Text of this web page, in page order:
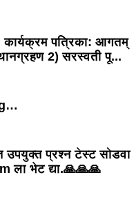
पत्रिका: आगतम्
2) सरस्वती पू...
उपयुक्त प्रश्न टेस्ट सोडवा
ला भेट द्या.🙏🙏🙏